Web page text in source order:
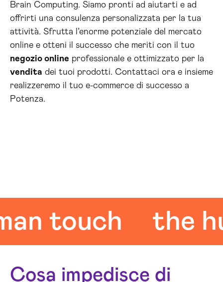
Brain Computing. Siamo pronti ad aiutarti e ad
offrirti una consulenza personalizzata per la tua
attività. Sfrutta l’enorme potenziale del mercato
online e otteni il successo che meriti con il tuo
negozio online professionale e ottimizzato per la
vendita dei tuoi prodotti. Contattaci ora e insieme
realizzeremo il tuo e-commerce di successo a
Potenza.
the
Cosa impedisce di